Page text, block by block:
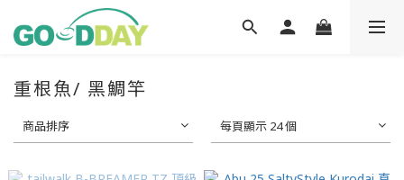
重根魚/ 黑鯛竿
商品排序 每頁顯示 24 個